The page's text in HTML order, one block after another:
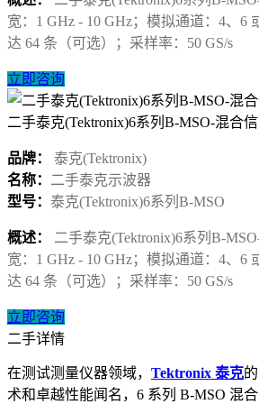
宽：1 GHz - 10 GHz；模拟通道：4、6
达 64 条（可选）；采样率：50 GS/s
立即咨询
二手泰克(Tektronix)6系列B-MSO-混合
品牌：
泰克(Tektronix)
名称： 二手泰克示波器
型号： 泰克(Tektronix)6系列B-MSO
概述： 二手泰克(Tektronix)6系列B-
宽：1 GHz - 10 GHz；模拟通道：4、6
达 64 条（可选）；采样率：50 GS/s
立即咨询
二手详情
在测试测量仪器领域， Tektronix 泰克
术和卓越性能闻名，6 系列 B-MSO 混